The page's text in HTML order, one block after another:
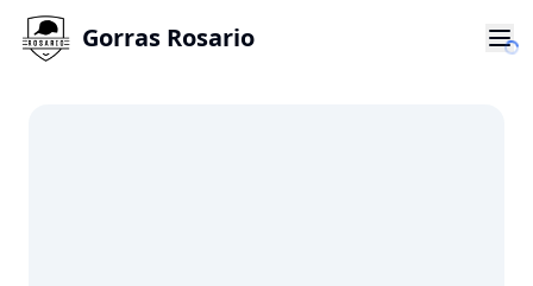
Gorras Rosario